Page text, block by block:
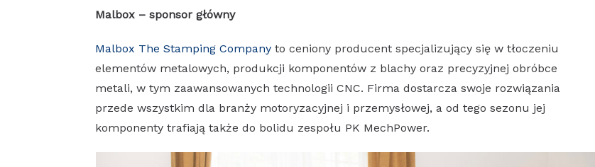
Malbox – sponsor główny
Malbox The Stamping Company to ceniony producent specjalizujący się w tłoczeniu
elementów metalowych, produkcji komponentów z blachy oraz precyzyjnej obróbce
metali, w tym zaawansowanych technologii CNC. Firma dostarcza swoje rozwiązania
przede wszystkim dla branży motoryzacyjnej i przemysłowej, a od tego sezonu jej
komponenty trafiają także do bolidu zespołu PK MechPower.